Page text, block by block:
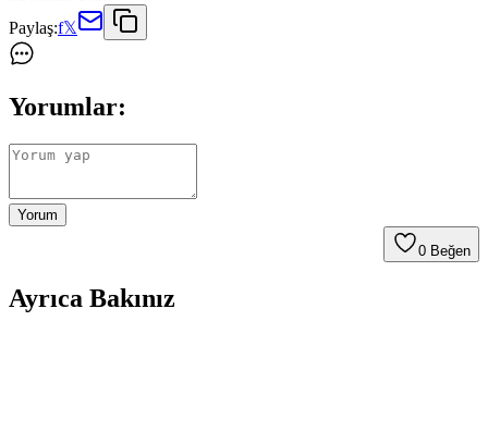
Paylaş:f𝕏
Yorumlar:
Yorum
0 Beğen
Ayrıca Bakınız